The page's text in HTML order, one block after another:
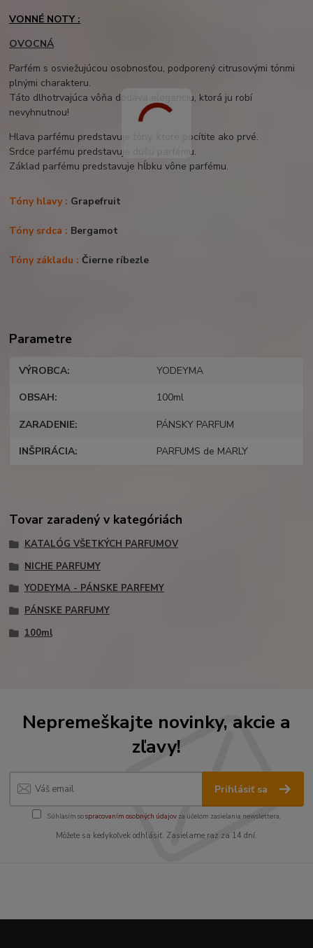
VONNÉ NOTY :
OVOCNÁ
Parfém s osviežujúcou osobnosťou, podporený citrusovými tónmi
plnými charakteru.
Táto dlhotrvajúca vôňa dodáva eleganciu, ktorá ju robí
nevyhnutnou!
Hlava parfému predstavuje tóny, ktoré pocítite ako prvé.
Srdce parfému predstavuje dušu parfému.
Základ parfému predstavuje hĺbku vône parfému.
Tóny hlavy : Grapefruit
Tóny srdca : Bergamot
Tóny základu : Čierne ríbezle
Parametre
VÝROBCA YODEYMA
OBSAH 100ml
ZARADENIE PÁNSKY PARFUM
INŠPIRÁCIA PARFUMS de MARLY
Tovar zaradený v kategóriách
KATALÓG VŠETKÝCH PARFUMOV
NICHE PARFUMY
YODEYMA - PÁNSKE PARFEMY
PÁNSKE PARFUMY
100ml
Nepremeškajte novinky, akcie a
zľavy!
Prihlásiť sa
Súhlasím sospracovaním osobných údajov za účelom zasielania newslettera.
Môžete sa kedykoľvek odhlásiť. Zasielame raz za 14 dní.